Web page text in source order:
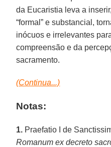
da Eucaristia leva a
“formal” e substancial,
inócuos e irrelevantes
compreensão e da
sacramento.
(Continua...)
Notas:
1. Praefatio I de
Romanum ex decreto